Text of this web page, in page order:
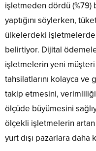
işletmeden dördü (%79)
yaptığını söylerken,
ülkelerdeki işletmelerden
belirtiyor. Dijital
işletmelerin yeni müşteri
tahsilatlarını kolayca ve
takip etmesini,
ölçüde büyümesini
ölçekli işletmelerin
yurt dışı pazarlara daha